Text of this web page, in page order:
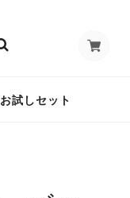
お試しセット